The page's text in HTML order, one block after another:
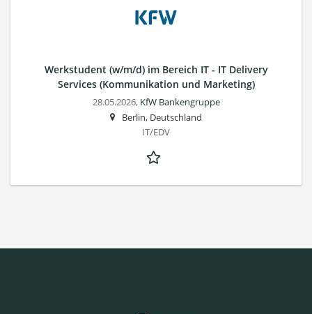
Werkstudent (w/m/d) im Bereich IT - IT Delivery
Services (Kommunikation und Marketing)
28.05.2026, KfW Bankengruppe
Berlin, Deutschland
IT/EDV